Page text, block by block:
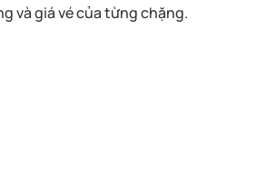
và giá vé của từng chặng.